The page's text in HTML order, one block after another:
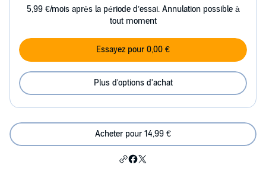
5,99 €/mois après la période d’essai. Annulation possible à
tout moment
Essayez pour 0,00 €
Plus d'options d'achat
Acheter pour 14,99 €